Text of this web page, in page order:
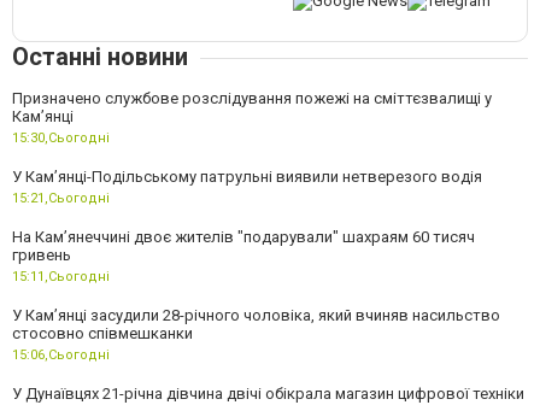
Останні новини
Призначено службове розслідування пожежі на сміттєзвалищі у
Кам’янці
15:30,Сьогодні
У Кам’янці-Подільському патрульні виявили нетверезого водія
15:21,Сьогодні
На Камʼянеччині двоє жителів "подарували" шахраям 60 тисяч
гривень
15:11,Сьогодні
У Камʼянці засудили 28-річного чоловіка, який вчиняв насильство
стосовно співмешканки
15:06,Сьогодні
У Дунаївцях 21-річна дівчина двічі обікрала магазин цифрової техніки